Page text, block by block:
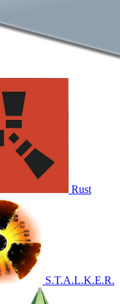
Rust
S.T.A.L.K.E.R.